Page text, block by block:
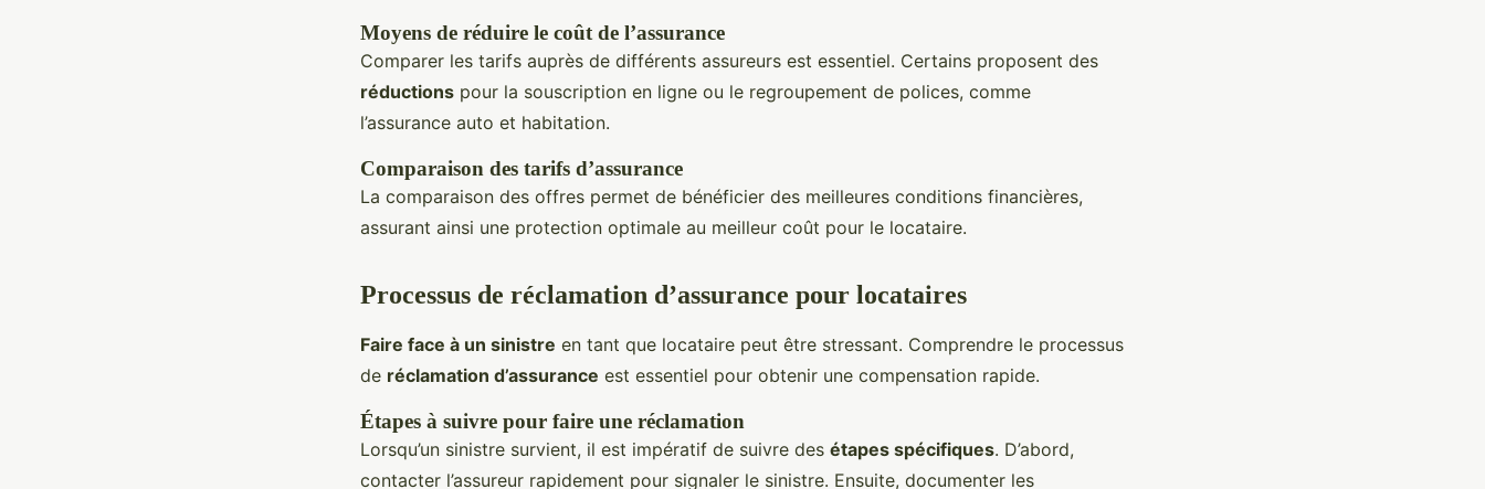
Moyens de réduire le coût de l’assurance
Comparer les tarifs auprès de différents assureurs est essentiel. Certains proposent des
réductions pour la souscription en ligne ou le regroupement de polices, comme
l’assurance auto et habitation.
Comparaison des tarifs d’assurance
La comparaison des offres permet de bénéficier des meilleures conditions financières,
assurant ainsi une protection optimale au meilleur coût pour le locataire.
Processus de réclamation d’assurance pour locataires
Faire face à un sinistre en tant que locataire peut être stressant. Comprendre le processus
de réclamation d’assurance est essentiel pour obtenir une compensation rapide.
Étapes à suivre pour faire une réclamation
Lorsqu’un sinistre survient, il est impératif de suivre des étapes spécifiques. D’abord,
contacter l’assureur rapidement pour signaler le sinistre. Ensuite, documenter les